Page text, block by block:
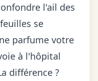
l'ail des
se
parfume votre
à l'hôpital
différence ?